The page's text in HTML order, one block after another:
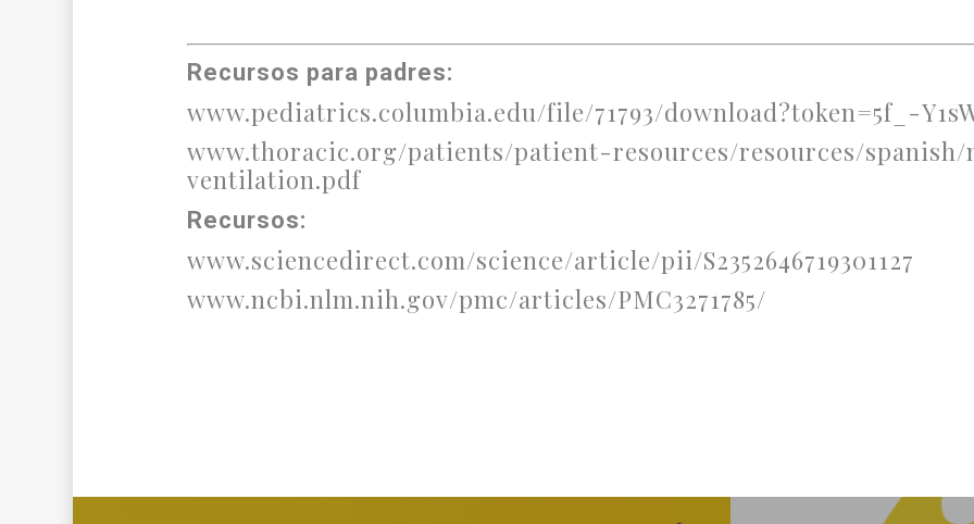
Recursos para padres:
www.pediatrics.columbia.edu/file/71793/download?token=5f_-
www.thoracic.org/patients/patient-resources/resources/spanish/
ventilation.pdf
Recursos:
www.sciencedirect.com/science/article/pii/S2352646719301127
www.ncbi.nlm.nih.gov/pmc/articles/PMC3271785/